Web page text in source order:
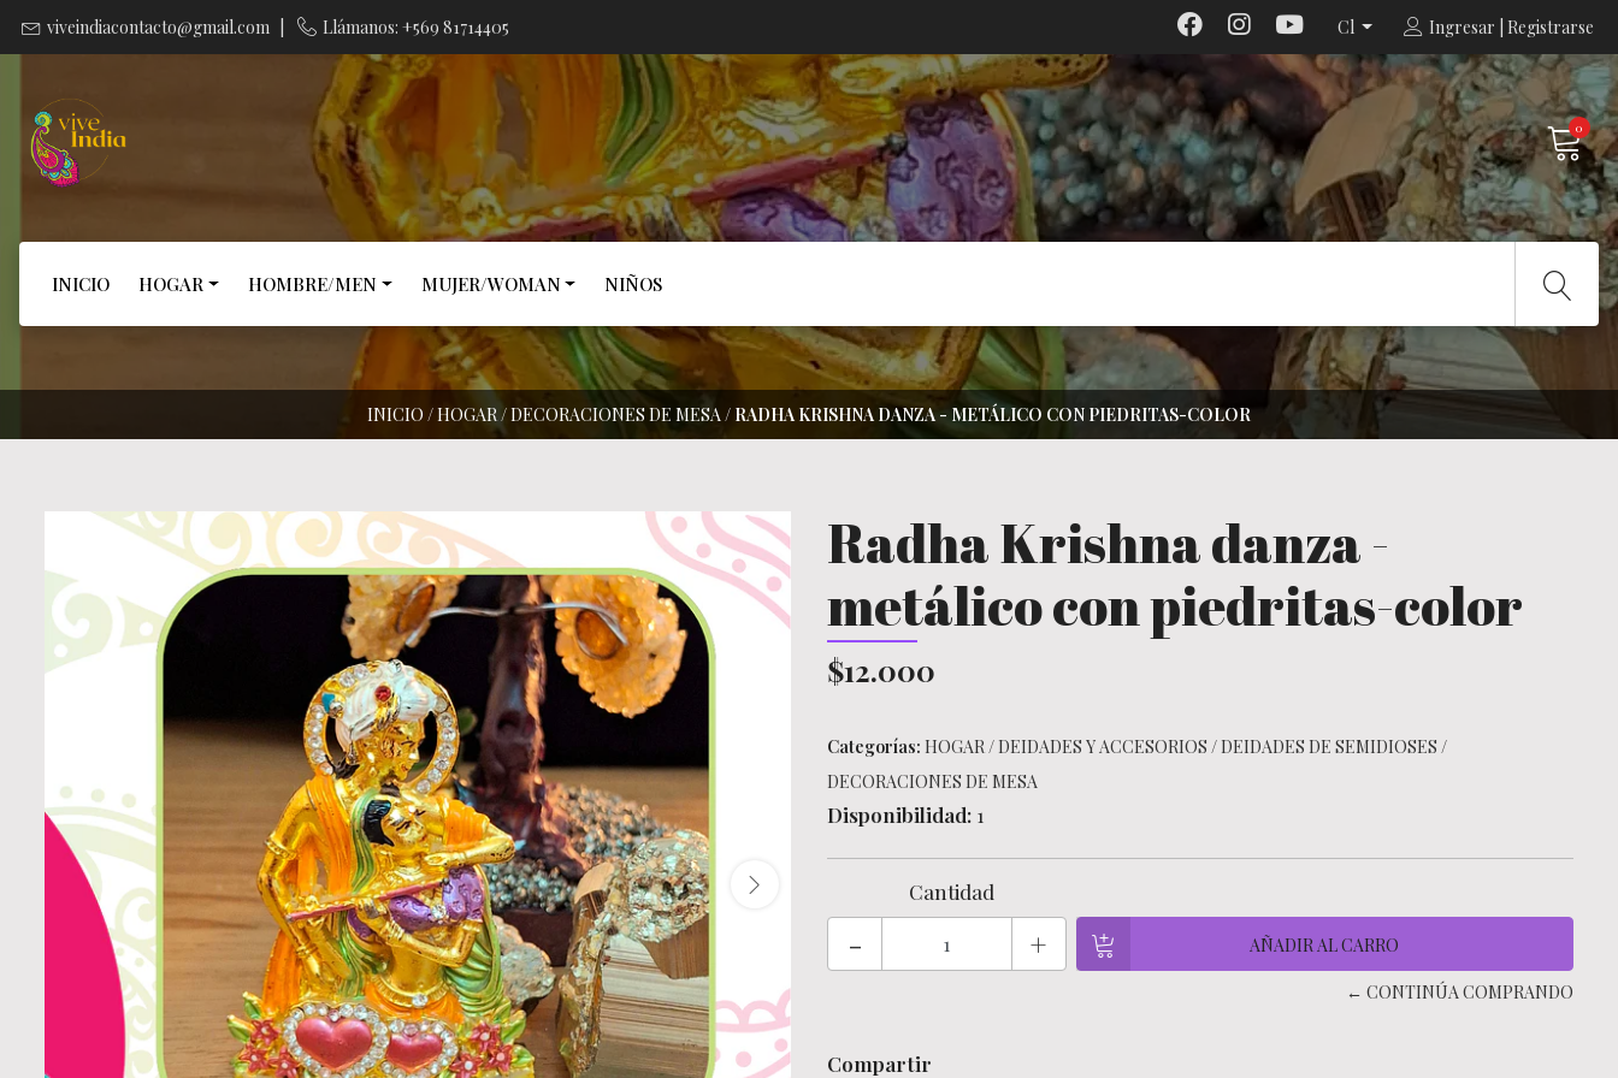
viveindiacontacto@gmail.com Llámanos: +569 81714405 Cl Ingresar | Registrarse
0
INICIO HOGAR HOMBRE/MEN MUJER/WOMAN NIÑOS
INICIO /HOGAR/DECORACIONES DE MESA/ RADHA KRISHNA DANZA - METÁLICO CON PIEDRITAS-COLOR
Radha Krishna danza -
metálico con piedritas-color
$12.000
Categorías: HOGAR/DEIDADES Y ACCESORIOS /DEIDADES DE SEMIDIOSES /
DECORACIONES DE MESA
Disponibilidad: 1
Cantidad
- +
← CONTINÚA COMPRANDO
Compartir